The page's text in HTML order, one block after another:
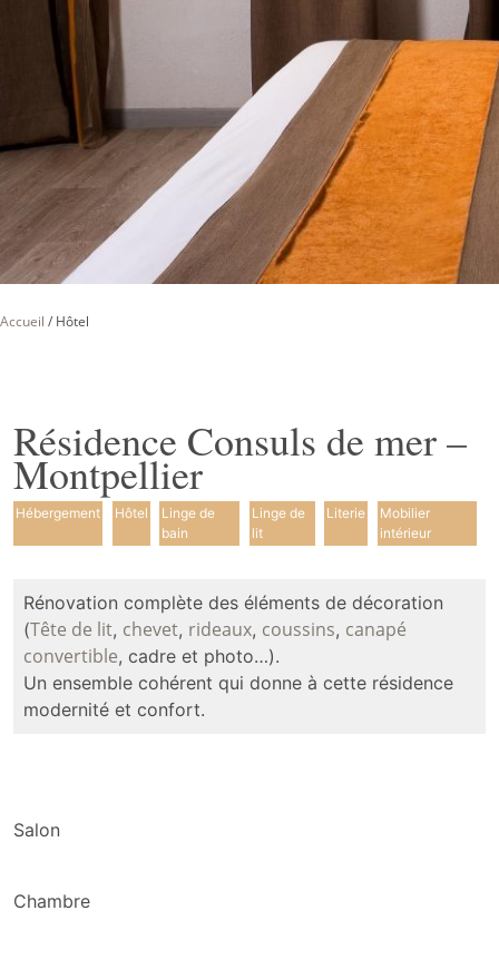
Accueil / Hôtel
Résidence Consuls de mer –
Montpellier
Hébergement Hôtel
Linge de
bain
Linge de
lit
Literie
Mobilier
intérieur
Rénovation complète des éléments de décoration
(Tête de lit, chevet, rideaux, coussins, canapé
convertible, cadre et photo…).
Un ensemble cohérent qui donne à cette résidence
modernité et confort.
Salon
Chambre